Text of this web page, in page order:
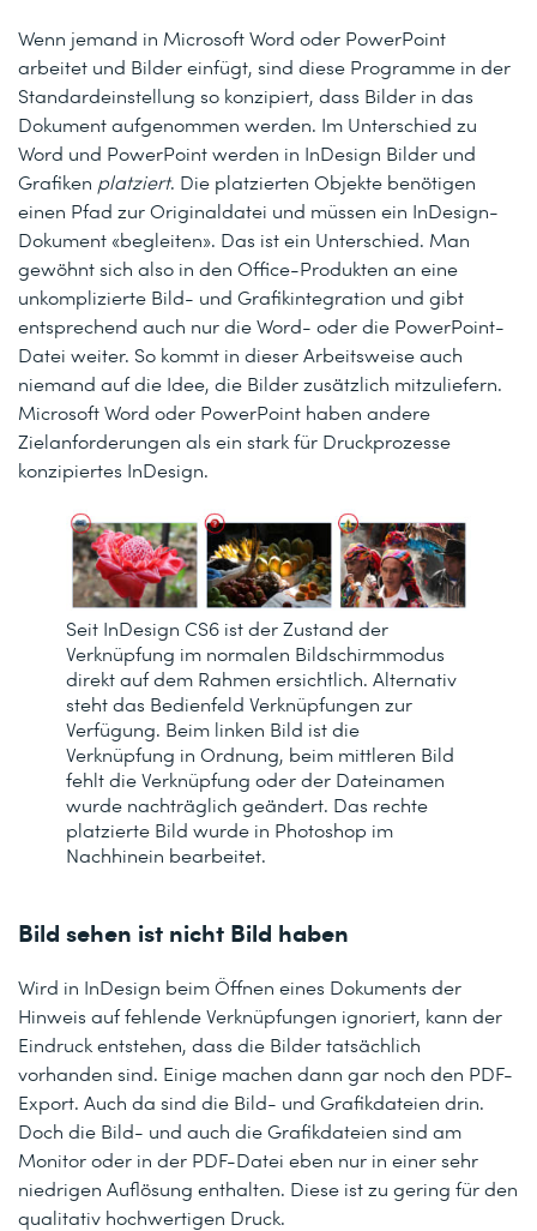
Wenn jemand in Microsoft Word oder PowerPoint
arbeitet und Bilder einfügt, sind diese Programme in der
Standardeinstellung so konzipiert, dass Bilder in das
Dokument aufgenommen werden. Im Unterschied zu
Word und PowerPoint werden in InDesign Bilder und
Grafiken platziert. Die platzierten Objekte benötigen
einen Pfad zur Originaldatei und müssen ein InDesign-
Dokument «begleiten». Das ist ein Unterschied. Man
gewöhnt sich also in den Office-Produkten an eine
unkomplizierte Bild- und Grafikintegration und gibt
entsprechend auch nur die Word- oder die PowerPoint-
Datei weiter. So kommt in dieser Arbeitsweise auch
niemand auf die Idee, die Bilder zusätzlich mitzuliefern.
Microsoft Word oder PowerPoint haben andere
Zielanforderungen als ein stark für Druckprozesse
konzipiertes InDesign.
Seit InDesign CS6 ist der Zustand der
Verknüpfung im normalen Bildschirmmodus
direkt auf dem Rahmen ersichtlich. Alternativ
steht das Bedienfeld Verknüpfungen zur
Verfügung. Beim linken Bild ist die
Verknüpfung in Ordnung, beim mittleren Bild
fehlt die Verknüpfung oder der Dateinamen
wurde nachträglich geändert. Das rechte
platzierte Bild wurde in Photoshop im
Nachhinein bearbeitet.
Bild sehen ist nicht Bild haben
Wird in InDesign beim Öffnen eines Dokuments der
Hinweis auf fehlende Verknüpfungen ignoriert, kann der
Eindruck entstehen, dass die Bilder tatsächlich
vorhanden sind. Einige machen dann gar noch den PDF-
Export. Auch da sind die Bild- und Grafikdateien drin.
Doch die Bild- und auch die Grafikdateien sind am
Monitor oder in der PDF-Datei eben nur in einer sehr
niedrigen Auflösung enthalten. Diese ist zu gering für den
qualitativ hochwertigen Druck.